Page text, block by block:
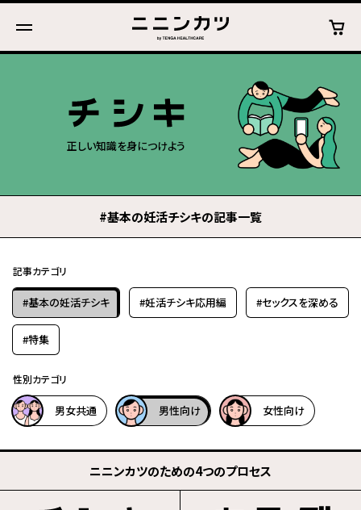
正しい知識を身につけよう
#基本の妊活チシキの記事一覧
記事カテゴリ
#基本の妊活チシキ #妊活チシキ応用編 #セックスを深める
#特集
性別カテゴリ
男女共通 男性向け 女性向け
ニニンカツのための4つのプロセス